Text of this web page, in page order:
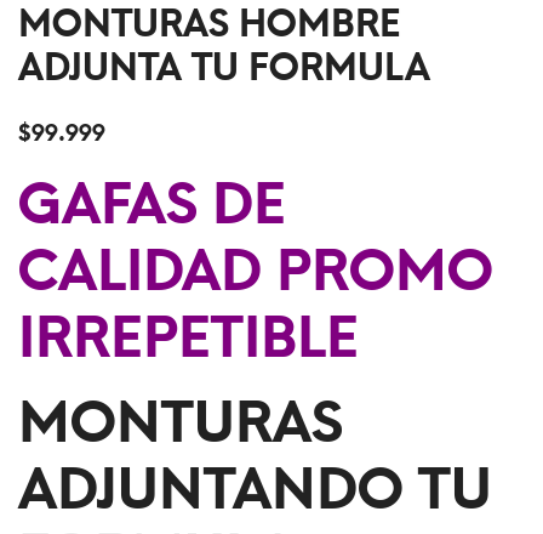
MONTURAS HOMBRE
ADJUNTA TU FORMULA
$99.999
GAFAS DE
CALIDAD PROMO
IRREPETIBLE
MONTURAS
ADJUNTANDO TU